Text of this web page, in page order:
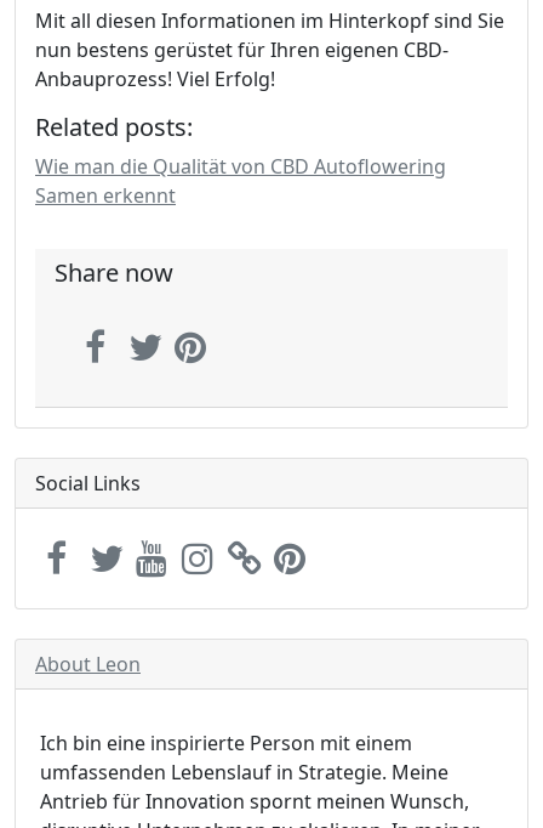
Mit all diesen Informationen im Hinterkopf sind Sie
nun bestens gerüstet für Ihren eigenen CBD-
Anbauprozess! Viel Erfolg!
Related posts:
Wie man die Qualität von CBD Autoflowering
Samen erkennt
Share now
Social Links
About Leon
Ich bin eine inspirierte Person mit einem
umfassenden Lebenslauf in Strategie. Meine
Antrieb für Innovation spornt meinen Wunsch,